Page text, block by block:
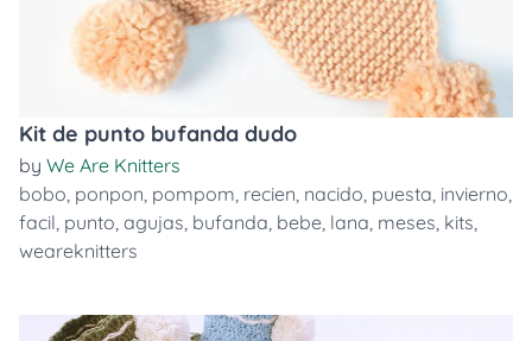
Kit de punto bufanda dudo
by We Are Knitters
bobo, ponpon, pompom, recien, nacido, puesta, invierno,
facil, punto, agujas, bufanda, bebe, lana, meses, kits,
weareknitters